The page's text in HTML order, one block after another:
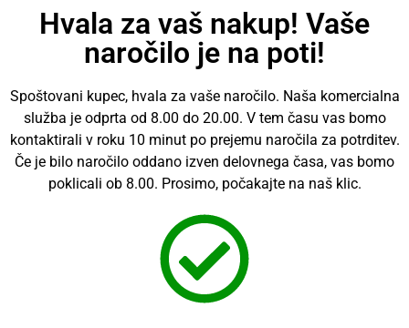
Hvala za vaš nakup! Vaše
naročilo je na poti!
Spoštovani kupec, hvala za vaše naročilo. Naša komercialna
služba je odprta od 8.00 do 20.00. V tem času vas bomo
kontaktirali v roku 10 minut po prejemu naročila za potrditev.
Če je bilo naročilo oddano izven delovnega časa, vas bomo
poklicali ob 8.00. Prosimo, počakajte na naš klic.